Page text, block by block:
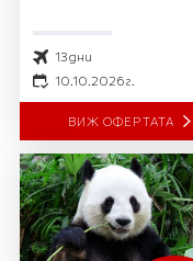
13 дни
10.10.2026 г.
ВИЖ ОФЕРТАТА